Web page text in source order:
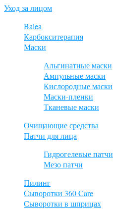
Уход за лицом
Balea
Карбокситерапия
Маски
Альгинатные маски
Ампульные маски
Кислородные маски
Маски-пленки
Тканевые маски
Очищающие средства
Патчи для лица
Гидрогелевые патчи
Мезо патчи
Пилинг
Сыворотки 360 Care
Сыворотки в шприцах